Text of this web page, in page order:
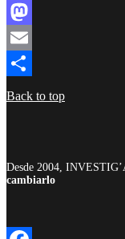
Facebook
Mastodon
Email
Compartir
Back to top
Desde 2004,
cambiarlo